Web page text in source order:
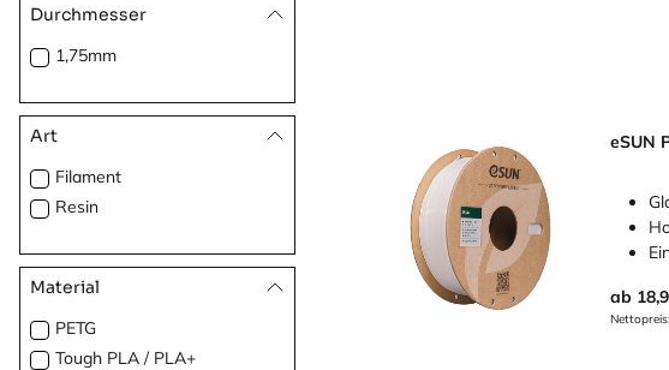
Durchmesser
1,75mm
Art
Filament
Resin
Material
PETG
Tough PLA / PLA+
eSUN
ab
Nettopreis: